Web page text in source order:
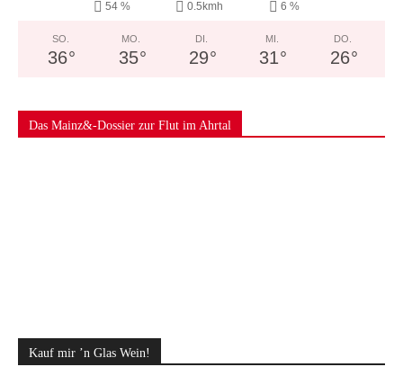
54 % 0.5kmh 6 %
SO.
36°
MO.
35°
DI.
29°
MI.
31°
DO.
26°
Das Mainz&-Dossier zur Flut im Ahrtal
Kauf mir ’n Glas Wein!